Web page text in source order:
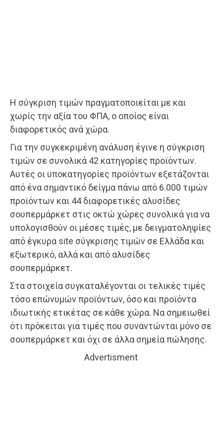
Η σύγκριση τιμών πραγματοποιείται με και
χωρίς την αξία του ΦΠΑ, ο οποίος είναι
διαφορετικός ανά χώρα.
Για την συγκεκριμένη ανάλυση έγινε η σύγκριση
τιμών σε συνολικά 42 κατηγορίες προϊόντων.
Αυτές οι υποκατηγορίες προϊόντων εξετάζονται
από ένα σημαντικό δείγμα πάνω από 6.000 τιμών
προϊόντων και 44 διαφορετικές αλυσίδες
σουπερμάρκετ στις οκτώ χώρες συνολικά για να
υπολογισθούν οι μέσες τιμές, με δειγματοληψίες
από έγκυρα site σύγκρισης τιμών σε Ελλάδα και
εξωτερικό, αλλά και από αλυσίδες
σουπερμάρκετ.
Στα στοιχεία συγκαταλέγονται οι τελικές τιμές
τόσο επώνυμών προϊόντων, όσο και προϊόντα
ιδιωτικής ετικέτας σε κάθε χώρα. Να σημειωθεί
ότι πρόκειται για τιμές που συναντώνται μόνο σε
σουπερμάρκετ και όχι σε άλλα σημεία πώλησης.
Advertisment